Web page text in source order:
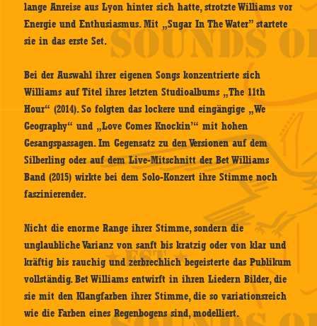
lange Anreise aus Lyon hinter sich hatte, strotzte Williams vor
Energie und Enthusiasmus. Mit „Sugar In The Water” startete
sie in das erste Set.
Bei der Auswahl ihrer eigenen Songs konzentrierte sich
Williams auf Titel ihres letzten Studioalbums „The 11th
Hour“ (2014). So folgten das lockere und eingängige „We
Geography“ und „Love Comes Knockin’“ mit hohen
Gesangspassagen. Im Gegensatz zu den Versionen auf dem
Silberling oder auf dem Live-Mitschnitt der Bet Williams
Band (2015) wirkte bei dem Solo-Konzert ihre Stimme noch
faszinierender.
Nicht die enorme Range ihrer Stimme, sondern die
unglaubliche Varianz von sanft bis kratzig oder von klar und
kräftig bis rauchig und zerbrechlich begeisterte das Publikum
vollständig. Bet Williams entwirft in ihren Liedern Bilder, die
sie mit den Klangfarben ihrer Stimme, die so variationsreich
wie die Farben eines Regenbogens sind, modelliert.